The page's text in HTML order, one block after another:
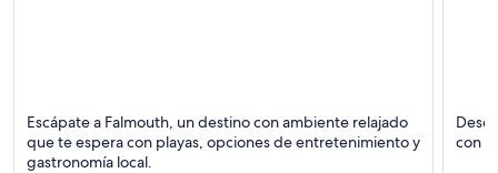
Comidas, Playas y Para toda la familia
Escápate a Falmouth, un destino con ambiente relajado
que te espera con playas, opciones de entretenimiento y
gastronomía local.
con